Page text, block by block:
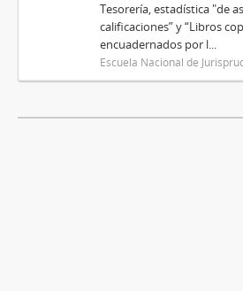
Tesorería, estadística "de
calificaciones” y “Libros
encuadernados por l...
Escuela Nacional de